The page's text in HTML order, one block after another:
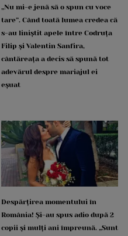
„Nu mi-e jenă să o spun cu voce
tare”. Când toată lumea credea că
s-au liniștit apele între Codruța
Filip și Valentin Sanfira,
cântăreața a decis să spună tot
adevărul despre mariajul ei
eșuat
Despărțirea momentului în
România! Și-au spus adio după 2
copii și mulți ani împreună. „Sunt